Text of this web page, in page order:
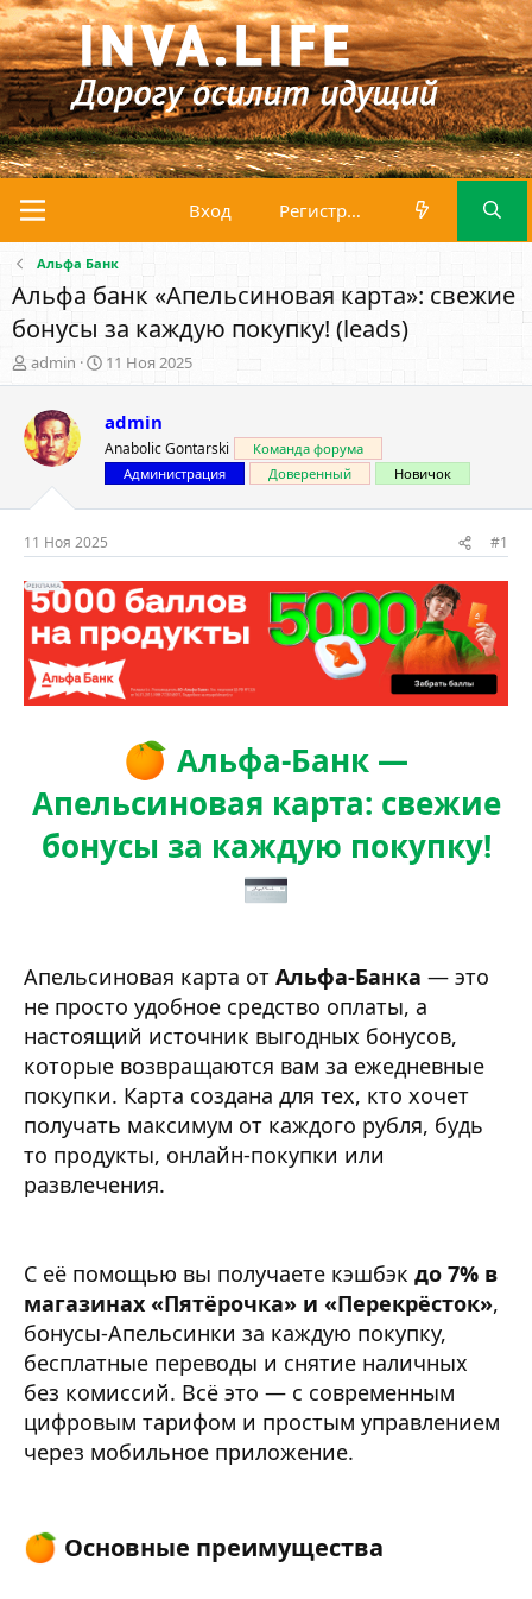
Вход Регистрация
Альфа Банк
Альфа банк «Апельсиновая карта»: свежие
бонусы за каждую покупку! (leads)
А
в
о
р
т
м
ы
admin
Д
а
а
н
а
ч
а
л
а
11 Ноя 2025
admin
Anabolic Gontarski
Команда форума
Администрация
Доверенный Новичок
11 Ноя 2025 #1
Альфа-Банк —
Апельсиновая карта: свежие
бонусы за каждую покупку!
Апельсиновая карта от Альфа-Банка — это
не просто удобное средство оплаты, а
настоящий источник выгодных бонусов,
которые возвращаются вам за ежедневные
покупки. Карта создана для тех, кто хочет
получать максимум от каждого рубля, будь
то продукты, онлайн-покупки или
развлечения.
С её помощью вы получаете кэшбэк до 7% в
магазинах «Пятёрочка» и «Перекрёсток»,
бонусы-Апельсинки за каждую покупку,
бесплатные переводы и снятие наличных
без комиссий. Всё это — с современным
цифровым тарифом и простым управлением
через мобильное приложение.
Основные преимущества​